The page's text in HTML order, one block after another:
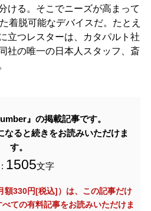
ける。そこでニーズが高まって
着脱可能なデバイスだ。たとえ
立つレスターは、カタパルト社
社の唯一の日本人スタッフ、斎
』の掲載記事です。
ると続きをお読みいただけま
す。
1505文字
額330円[税込]）は、この記事だけ
ての有料記事をお読みいただけま